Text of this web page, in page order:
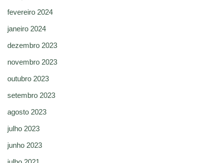
fevereiro 2024
janeiro 2024
dezembro 2023
novembro 2023
outubro 2023
setembro 2023
agosto 2023
julho 2023
junho 2023